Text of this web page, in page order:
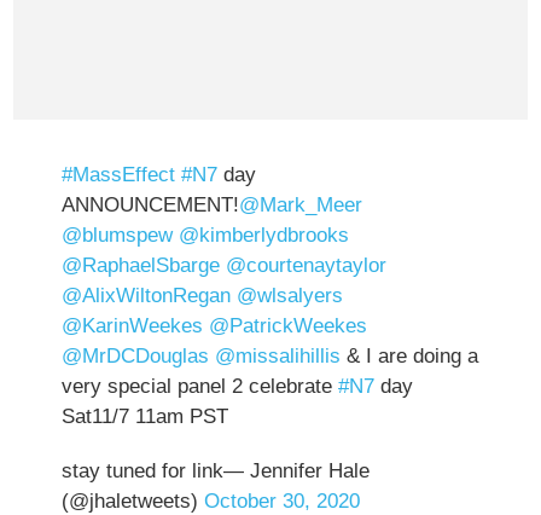
#MassEffect #N7 day
ANNOUNCEMENT!@Mark_Meer
@blumspew @kimberlydbrooks
@RaphaelSbarge @courtenaytaylor
@AlixWiltonRegan @wlsalyers
@KarinWeekes @PatrickWeekes
@MrDCDouglas @missalihillis & I are doing a
very special panel 2 celebrate#N7 day
Sat11/7 11am PST
stay tuned for link— Jennifer Hale
(@jhaletweets)October 30, 2020